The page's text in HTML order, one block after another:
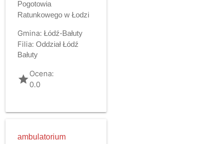
Pogotowia
Ratunkowego w Łodzi
Gmina: Łódź-Bałuty
Filia: Oddział Łódź
Bałuty
gradeOcena:
0.0
ambulatorium